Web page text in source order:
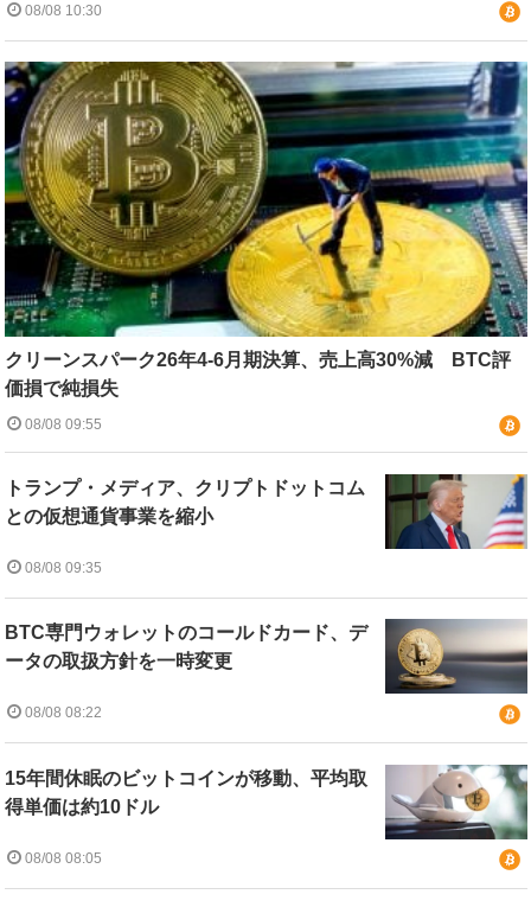
08/08 10:30
クリーンスパーク26年4-6月期決算、売上高30%減 BTC評
価損で純損失
08/08 09:55
トランプ・メディア、クリプトドットコム
との仮想通貨事業を縮小
08/08 09:35
BTC専門ウォレットのコールドカード、デ
ータの取扱方針を一時変更
08/08 08:22
15年間休眠のビットコインが移動、平均取
得単価は約10ドル
08/08 08:05